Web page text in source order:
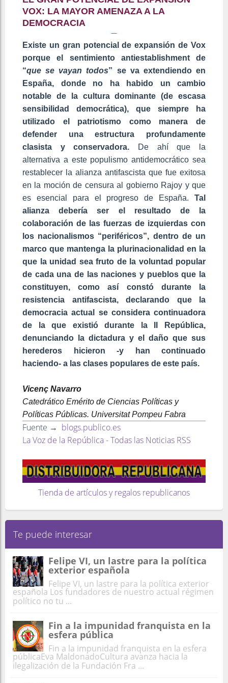
VOX: LA MAYOR AMENAZA A LA
DEMOCRACIA
Existe un gran potencial de expansión de Vox
porque el sentimiento antiestablishment de
“que se vayan todos” se va extendiendo en
España, donde no ha habido un cambio
notable de la cultura dominante (de escasa
sensibilidad democrática), que siempre ha
utilizado el patriotismo como manera de
defender una estructura profundamente
clasista y conservadora. De ahí que la
alternativa a este populismo antidemocrático sea
restablecer la alianza antifascista que fue exitosa
en la moción de censura al gobierno Rajoy y que
es esencial para el progreso de España. Tal
alianza debería ser el resultado de la
colaboración de las fuerzas de izquierdas con
los nacionalismos “periféricos”, dentro de un
marco que mantenga la plurinacionalidad en la
que la unidad sea fruto de la voluntad popular
de cada una de las naciones y pueblos que la
constituyen, como así constó durante la
resistencia antifascista, declarando que la
democracia actual se considera continuadora
de la que existió durante la II República,
denunciando la dictadura y el daño que sus
herederos hicieron -y han continuado
haciendo- a las clases populares de este país.
Vicenç Navarro
Catedrático Emérito de Ciencias Políticas y
Políticas Públicas. Universitat Pompeu Fabra
Fuente → blogs.publico.es
La Voz de la República - Todas las Noticias RSS
Tienda de artículos y regalos republicanos
Te puede interesar
Felipe VI, un lastre para la política
exterior española
Felipe VI, un lastre para la política exterior
española Los fundadores de nuestro actual régimen
político no tu ...
Fin a la impunidad franquista en la
esfera pública
Fin a la impunidad franquista en la esfera
públicaEva MaldonadoCultura avanza hacia la
ilegalización de la Fundación Fra ...